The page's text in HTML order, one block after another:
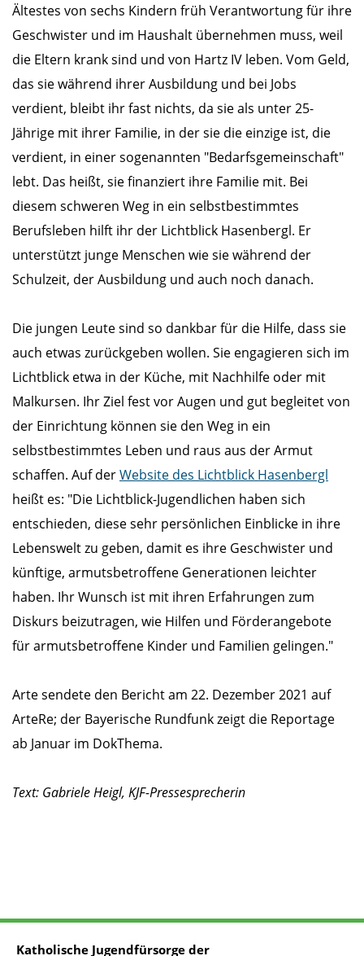
Ältestes von sechs Kindern früh Verantwortung für ihre
Geschwister und im Haushalt übernehmen muss, weil
die Eltern krank sind und von Hartz IV leben. Vom Geld,
das sie während ihrer Ausbildung und bei Jobs
verdient, bleibt ihr fast nichts, da sie als unter 25-
Jährige mit ihrer Familie, in der sie die einzige ist, die
verdient, in einer sogenannten "Bedarfsgemeinschaft"
lebt. Das heißt, sie finanziert ihre Familie mit. Bei
diesem schweren Weg in ein selbstbestimmtes
Berufsleben hilft ihr der Lichtblick Hasenbergl. Er
unterstützt junge Menschen wie sie während der
Schulzeit, der Ausbildung und auch noch danach.
Die jungen Leute sind so dankbar für die Hilfe, dass sie
auch etwas zurückgeben wollen. Sie engagieren sich im
Lichtblick etwa in der Küche, mit Nachhilfe oder mit
Malkursen. Ihr Ziel fest vor Augen und gut begleitet von
der Einrichtung können sie den Weg in ein
selbstbestimmtes Leben und raus aus der Armut
schaffen. Auf derWebsite des Lichtblick Hasenbergl
heißt es: "Die Lichtblick-Jugendlichen haben sich
entschieden, diese sehr persönlichen Einblicke in ihre
Lebenswelt zu geben, damit es ihre Geschwister und
künftige, armutsbetroffene Generationen leichter
haben. Ihr Wunsch ist mit ihren Erfahrungen zum
Diskurs beizutragen, wie Hilfen und Förderangebote
für armutsbetroffene Kinder und Familien gelingen."
Arte sendete den Bericht am 22. Dezember 2021 auf
ArteRe; der Bayerische Rundfunk zeigt die Reportage
ab Januar im DokThema.
Text: Gabriele Heigl, KJF-Pressesprecherin
Katholische Jugendfürsorge der